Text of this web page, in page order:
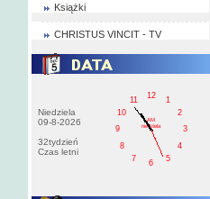
Książki
CHRISTUS VINCIT - TV
Niedziela
09-8-2026
32tydzień
Czas letni
1
2
3
4
5
6
7
8
9
10
11
12
AM
niedziela